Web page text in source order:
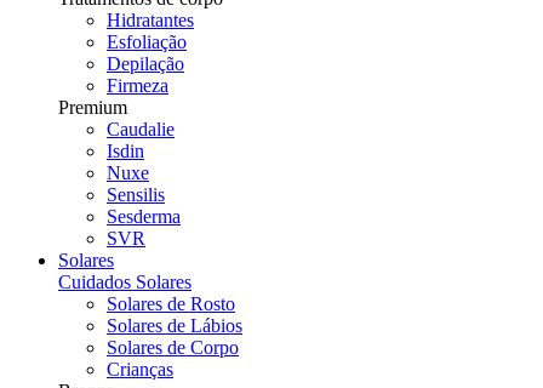
Hidratantes
Esfoliação
Depilação
Firmeza
Premium
Caudalie
Isdin
Nuxe
Sensilis
Sesderma
SVR
Solares
Cuidados Solares
Solares de Rosto
Solares de Lábios
Solares de Corpo
Crianças